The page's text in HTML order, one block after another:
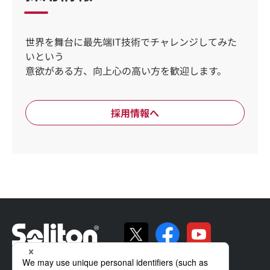
世界を舞台に最先端IT技術でチャレンジしてみた
いという
意欲がある方、向上心の高い方を歓迎します。
採用情報へ
ソリトンの強み